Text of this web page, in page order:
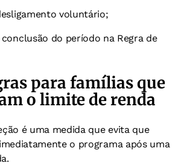
voluntário;
conclusão do período na Regra de
para famílias que
o limite de renda
é uma medida que evita que
o programa após uma